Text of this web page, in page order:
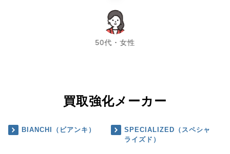
50代・女性
chevron_left chevron_right
買取強化メーカー
BIANCHI（ビアンキ）
SPECIALIZED（スペシャ
ライズド）